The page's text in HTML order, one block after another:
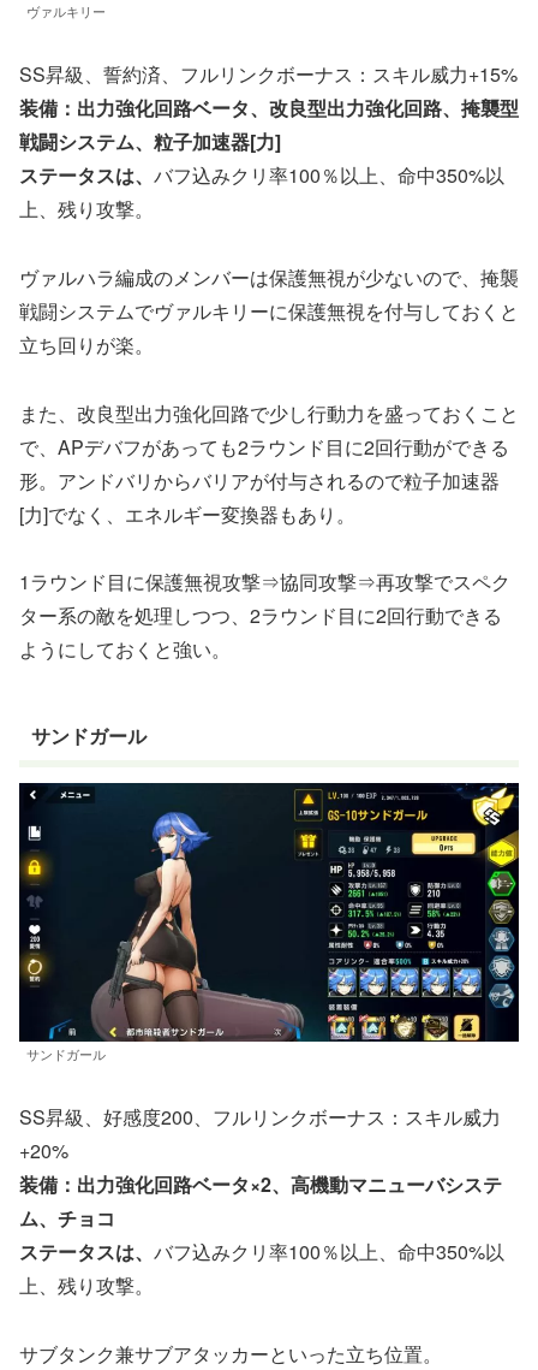
ヴァルキリー
SS昇級、誓約済、フルリンクボーナス：スキル威力+15%
装備：出力強化回路ベータ、改良型出力強化回路、掩襲型
戦闘システム、粒子加速器[力]
ステータスは、 バフ込みクリ率100％以上、命中350%以
上、残り攻撃。
ヴァルハラ編成のメンバーは保護無視が少ないので、掩襲
戦闘システムでヴァルキリーに保護無視を付与しておくと
立ち回りが楽。
また、改良型出力強化回路で少し行動力を盛っておくこと
で、APデバフがあっても2ラウンド目に2回行動ができる
形。アンドバリからバリアが付与されるので粒子加速器
[力]でなく、エネルギー変換器もあり。
1ラウンド目に保護無視攻撃⇒協同攻撃⇒再攻撃でスペク
ター系の敵を処理しつつ、2ラウンド目に2回行動できる
ようにしておくと強い。
サンドガール
サンドガール
SS昇級、好感度200、フルリンクボーナス：スキル威力
+20%
装備：出力強化回路ベータ×2、高機動マニューバシステ
ム、チョコ
ステータスは、 バフ込みクリ率100％以上、命中350%以
上、残り攻撃。
サブタンク兼サブアタッカーといった立ち位置。